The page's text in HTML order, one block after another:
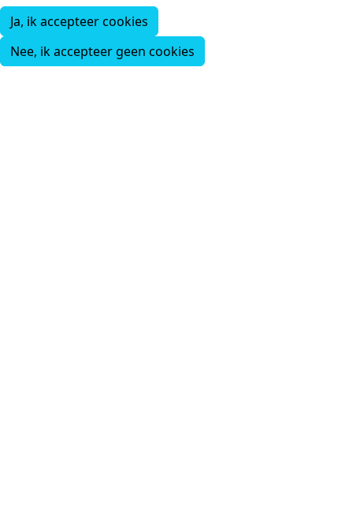
Ja, ik accepteer cookies
Nee, ik accepteer geen cookies